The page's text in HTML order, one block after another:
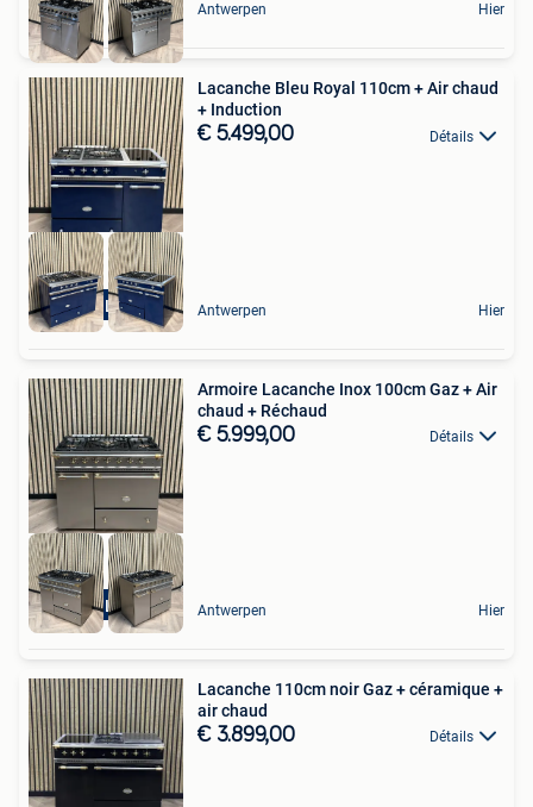
Antwerpen Hier
Hete Lucht
Lacanche Bleu Royal 110cm + Air chaud
+ Induction
€ 5.499,00 Détails
Antwerpen Hier
Hete Lucht
Armoire Lacanche Inox 100cm Gaz + Air
chaud + Réchaud
€ 5.999,00 Détails
Antwerpen Hier
Lacanche 110cm noir Gaz + céramique +
air chaud
€ 3.899,00 Détails